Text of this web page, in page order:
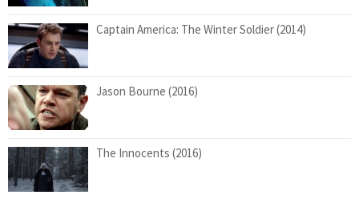
Captain America: The Winter Soldier (2014)
Jason Bourne (2016)
The Innocents (2016)